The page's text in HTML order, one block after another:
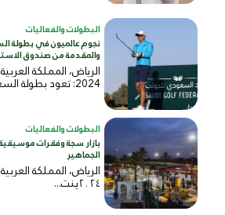
البطولات والفعاليات
نجوم عالميون في بطولة
والمقدمة من صندوق
2024: تعود بطولة السعودية المفتوحة...
البطولات والفعاليات
بازار سجة وفقرات
الجماهير
٢٠٢٤ينت...